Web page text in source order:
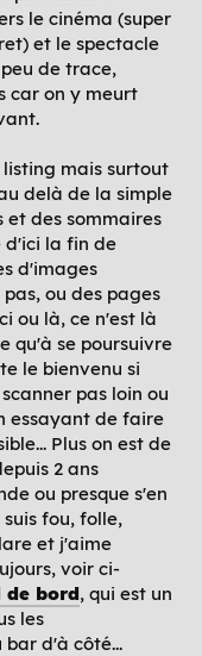
le cinéma (super
et le spectacle
de trace,
car on y meurt
listing mais surtout
delà de la simple
des sommaires
d'ici la fin de
d'images
ou des pages
ou là, ce n'est là
qu'à se poursuivre
le bienvenu si
pas loin ou
essayant de faire
Plus on est de
2 ans
ou presque s'en
fou, folle,
et j'aime
voir ci-
de bord, qui est un
les
d'à côté...